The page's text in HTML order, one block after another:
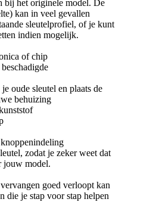
bij het originele model. De
kan in veel gevallen
sleutelprofiel, of je kunt
indien mogelijk.
of chip
oude sleutel en plaats de
behuizing
zodat je zeker weet dat
jouw model.
goed verloopt kan
die je stap voor stap helpen